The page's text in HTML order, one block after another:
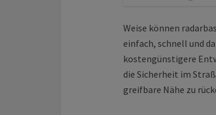
Weise können
einfach, schnell und
kostengünstigere
die Sicherheit im
greifbare Nähe zu